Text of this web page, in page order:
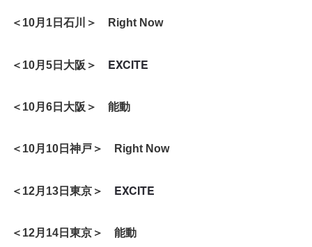
＜10月1日石川＞ Right Now
＜10月5日大阪＞ EXCITE
＜10月6日大阪＞ 能動
＜10月10日神戸＞ Right Now
＜12月13日東京＞ EXCITE
＜12月14日東京＞ 能動